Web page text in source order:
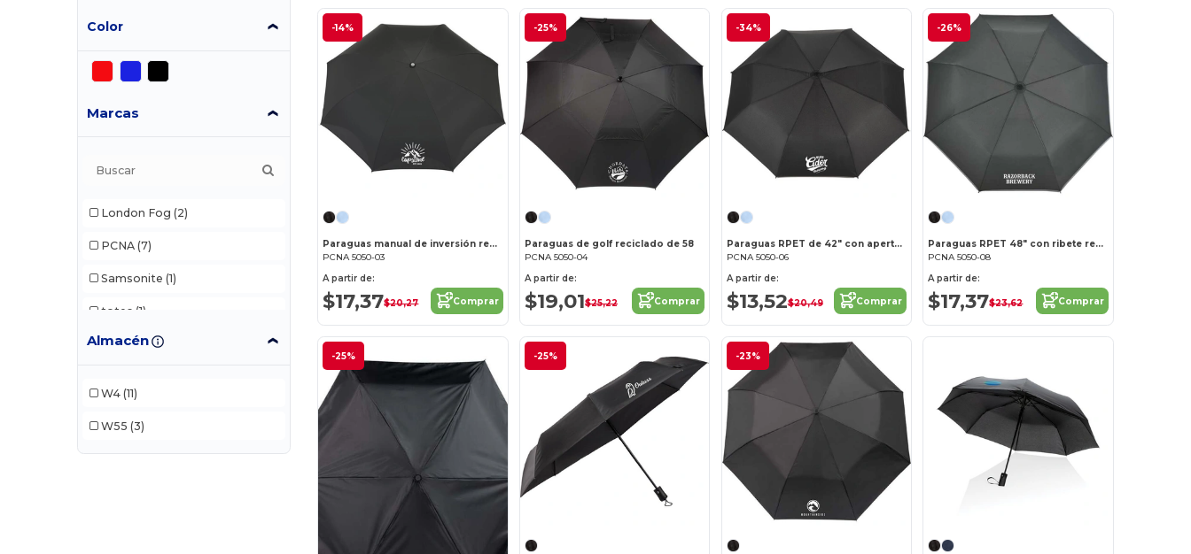
Color
Marcas
London Fog (2)
PCNA (7)
Samsonite (1)
totes (1)
Weather Station
Almacén
W4 (11)
W55 (3)
-14%
Paraguas manual de inversión reciclado de 48
PCNA 5050-03
A partir de:
$17,37$20,27 Comprar
-25%
Paraguas de golf reciclado de 58
PCNA 5050-04
A partir de:
$19,01$25,22 Comprar
-34%
Paraguas RPET de 42" con apertura y cierre automáticos
PCNA 5050-06
A partir de:
$13,52$20,49 Comprar
-26%
Paraguas RPET 48" con ribete reflectante
PCNA 5050-08
A partir de:
$17,37$23,62 Comprar
-25% -25% -23%